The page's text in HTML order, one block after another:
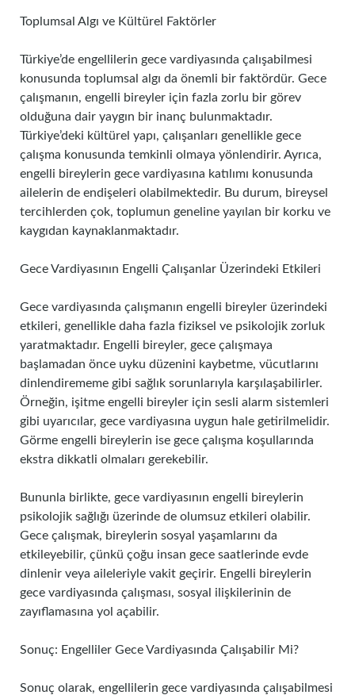
Toplumsal Algı ve Kültürel Faktörler
Türkiye’de engellilerin gece vardiyasında çalışabilmesi
konusunda toplumsal algı da önemli bir faktördür. Gece
çalışmanın, engelli bireyler için fazla zorlu bir görev
olduğuna dair yaygın bir inanç bulunmaktadır.
Türkiye’deki kültürel yapı, çalışanları genellikle gece
çalışma konusunda temkinli olmaya yönlendirir. Ayrıca,
engelli bireylerin gece vardiyasına katılımı konusunda
ailelerin de endişeleri olabilmektedir. Bu durum, bireysel
tercihlerden çok, toplumun geneline yayılan bir korku ve
kaygıdan kaynaklanmaktadır.
Gece Vardiyasının Engelli Çalışanlar Üzerindeki Etkileri
Gece vardiyasında çalışmanın engelli bireyler üzerindeki
etkileri, genellikle daha fazla fiziksel ve psikolojik zorluk
yaratmaktadır. Engelli bireyler, gece çalışmaya
başlamadan önce uyku düzenini kaybetme, vücutlarını
dinlendirememe gibi sağlık sorunlarıyla karşılaşabilirler.
Örneğin, işitme engelli bireyler için sesli alarm sistemleri
gibi uyarıcılar, gece vardiyasına uygun hale getirilmelidir.
Görme engelli bireylerin ise gece çalışma koşullarında
ekstra dikkatli olmaları gerekebilir.
Bununla birlikte, gece vardiyasının engelli bireylerin
psikolojik sağlığı üzerinde de olumsuz etkileri olabilir.
Gece çalışmak, bireylerin sosyal yaşamlarını da
etkileyebilir, çünkü çoğu insan gece saatlerinde evde
dinlenir veya aileleriyle vakit geçirir. Engelli bireylerin
gece vardiyasında çalışması, sosyal ilişkilerinin de
zayıflamasına yol açabilir.
Sonuç: Engelliler Gece Vardiyasında Çalışabilir Mi?
Sonuç olarak, engellilerin gece vardiyasında çalışabilmesi